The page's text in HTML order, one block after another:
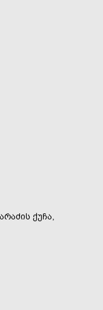
ქუჩა,